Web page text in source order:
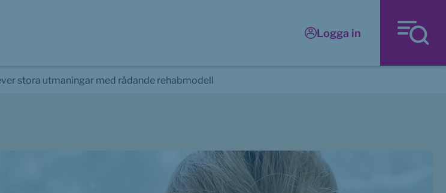
Logga in
stora utmaningar med rådande rehabmodell